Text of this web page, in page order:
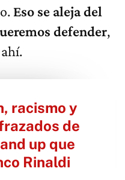
Eso se aleja del
defender,
racismo y
de
up que
Rinaldi